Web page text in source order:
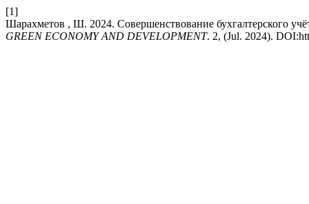
[1]
Шарахметов , Ш. 2024. Совершенствование бухгалтерского
GREEN ECONOMY AND DEVELOPMENT. 2, (Jul. 2024).